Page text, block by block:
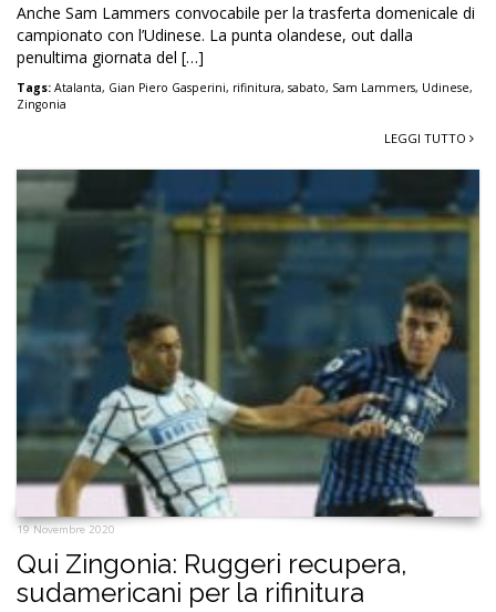
Anche Sam Lammers convocabile per la trasferta domenicale di
campionato con l’Udinese. La punta olandese, out dalla
penultima giornata del […]
Tags: Atalanta, Gian Piero Gasperini, rifinitura, sabato, Sam Lammers, Udinese,
Zingonia
LEGGI TUTTO
19 Novembre 2020
Qui Zingonia: Ruggeri recupera,
sudamericani per la rifinitura